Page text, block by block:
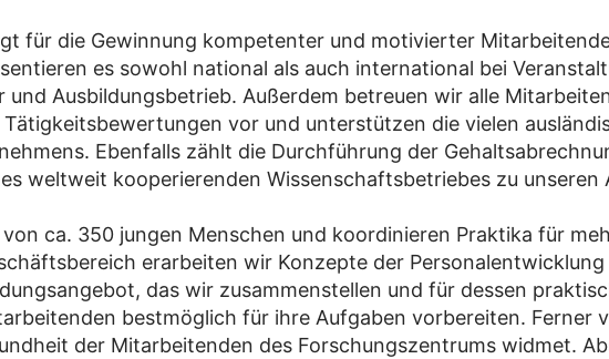
für die Gewinnung kompetenter und motivierter
es sowohl national als auch international bei
Ausbildungsbetrieb. Außerdem betreuen wir alle
vor und unterstützen die vielen
Ebenfalls zählt die Durchführung der
weltweit kooperierenden Wissenschaftsbetriebes zu unseren
ca. 350 jungen Menschen und koordinieren Praktika für
erarbeiten wir Konzepte der
das wir zusammenstellen und für dessen
bestmöglich für ihre Aufgaben vorbereiten. Ferner
der Mitarbeitenden des Forschungszentrums widmet.